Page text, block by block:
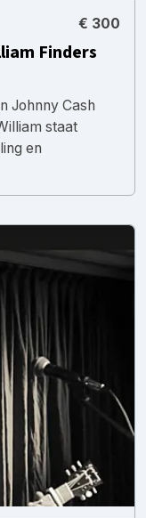
€ 300
Finders
Johnny Cash
staat
en